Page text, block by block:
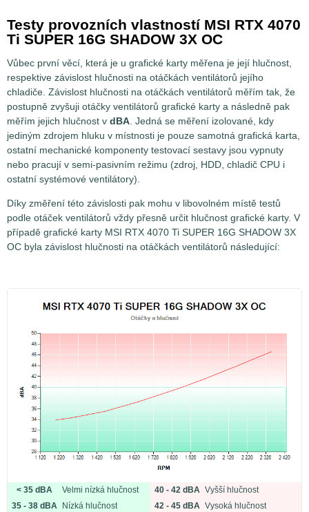
Testy provozních vlastností MSI RTX 4070
Ti SUPER 16G SHADOW 3X OC
Vůbec první věcí, která je u grafické karty měřena je její hlučnost,
respektive závislost hlučnosti na otáčkách ventilátorů jejího
chladiče. Závislost hlučnosti na otáčkách ventilátorů měřím tak, že
postupně zvyšuji otáčky ventilátorů grafické karty a následně pak
měřím jejich hlučnost v dBA. Jedná se měření izolované, kdy
jediným zdrojem hluku v místnosti je pouze samotná grafická karta,
ostatní mechanické komponenty testovací sestavy jsou vypnuty
nebo pracují v semi-pasivním režimu (zdroj, HDD, chladič CPU i
ostatní systémové ventilátory).
Díky změření této závislosti pak mohu v libovolném místě testů
podle otáček ventilátorů vždy přesně určit hlučnost grafické karty. V
případě grafické karty MSI RTX 4070 Ti SUPER 16G SHADOW 3X
OC byla závislost hlučnosti na otáčkách ventilátorů následující:
< 35 dBA Velmi nízká hlučnost 40 - 42 dBA Vyšší hlučnost
35 - 38 dBA
Nízká hlučnost 42 - 45 dBA Vysoká hlučnost